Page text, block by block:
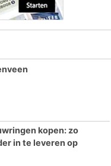
kopen: zo
in te leveren op